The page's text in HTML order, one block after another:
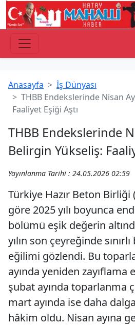
Anasayfa
İş Dünyası
THBB Endekslerinde Nisan
Faaliyet Eşiği Aştı
THBB Endekslerinde
Belirgin Yükseliş:
Yayınlanma Tarihi : 24.05.2026 02:59
Türkiye Hazır Beton Birliği
göre 2025 yılı boyunca
bölümü eşik değerin
yılın son çeyreğinde
eğilimi gözlendi. Bu
ayında yeniden
şubat ayında toparlanma
mart ayında ise daha
hâkim oldu. Nisan ayına